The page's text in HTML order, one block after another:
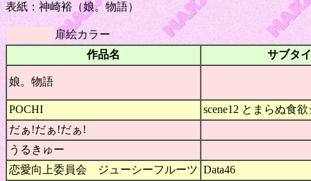
表紙：神崎裕（娘。物語）
扉絵カラー
作品名
サブタ
娘。物語
POCHI
scene12 とまらぬ食
だぁ!だぁ!だぁ!
うるきゅー
恋愛向上委員会 ジューシーフルーツ Data46